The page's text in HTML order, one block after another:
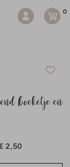
0
boeketje en
2,50